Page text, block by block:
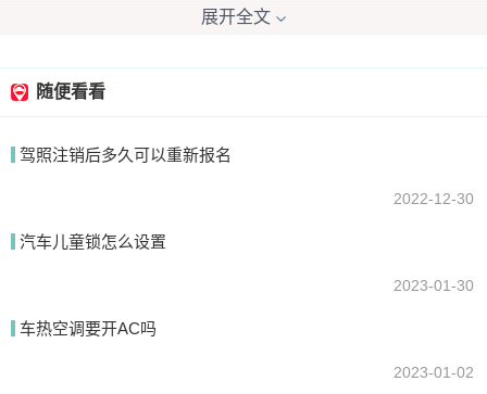
蚂壳
我建议半个月启动一次，一个月开出去1km，汽车长久放置，可以通
展开全文
随便看看
驾照注销后多久可以重新报名
2022-12-30
汽车儿童锁怎么设置
2023-01-30
车热空调要开AC吗
2023-01-02